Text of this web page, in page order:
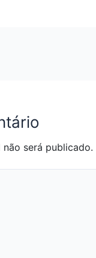
será publicado.